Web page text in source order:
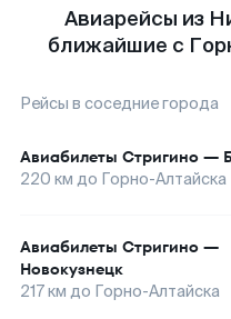
Авиарейсы из
ближайшие с
Рейсы в соседние города
Авиабилеты Стригино —
220 км до Горно-Алтайска
Авиабилеты Стригино —
Новокузнецк
217км до Горно-Алтайска